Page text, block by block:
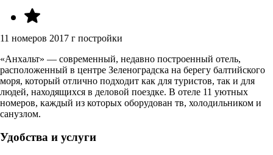
11 номеров 2017 г постройки
«Анхальт» — современный, недавно построенный отель,
расположенный в центре Зеленоградска на берегу балтийского
моря, который отлично подходит как для туристов, так и для
людей, находящихся в деловой поездке. В отеле 11 уютных
номеров, каждый из которых оборудован тв, холодильником и
санузлом.
Удобства и услуги